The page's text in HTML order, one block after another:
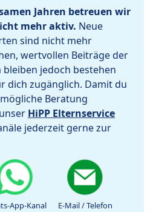
Jahren betreuen wir
mehr aktiv. Neue
sind nicht mehr
wertvollen Beiträge der
jedoch bestehen
dich zugänglich. Damit du
Beratung
HiPP Elternservice
jederzeit gerne zur
App-Kanal E-Mail / Telefon